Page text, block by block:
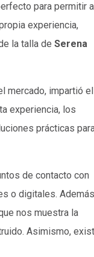
para permitir a
experiencia,
la talla de Serena
mercado, impartió el
experiencia, los
prácticas
de contacto con
o digitales.
nos muestra la
Asimismo,